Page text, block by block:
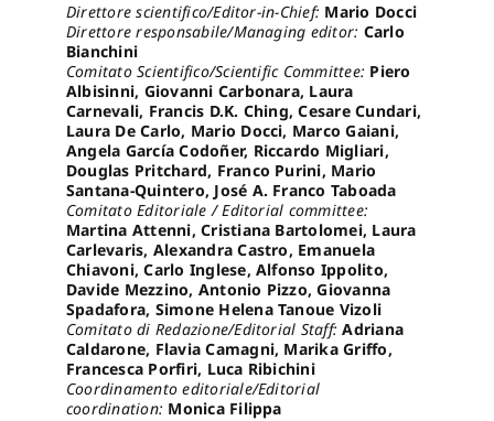
Direttore scientifico/Editor-in-Chief: Mario Docci
Direttore responsabile/Managing editor: Carlo
Bianchini
Comitato Scientifico/Scientific Committee: Piero
Albisinni, Giovanni Carbonara, Laura
Carnevali, Francis D.K. Ching, Cesare Cundari,
Laura De Carlo, Mario Docci, Marco Gaiani,
Angela García Codoñer, Riccardo Migliari,
Douglas Pritchard, Franco Purini, Mario
Santana-Quintero, José A. Franco Taboada
Comitato Editoriale / Editorial committee:
Martina Attenni, Cristiana Bartolomei, Laura
Carlevaris, Alexandra Castro, Emanuela
Chiavoni, Carlo Inglese, Alfonso Ippolito,
Davide Mezzino, Antonio Pizzo, Giovanna
Spadafora, Simone Helena Tanoue Vizoli
Comitato di Redazione/Editorial Staff:Adriana
Caldarone, Flavia Camagni, Marika Griffo,
Francesca Porfiri, Luca Ribichini
Coordinamento editoriale/Editorial
coordination: Monica Filippa